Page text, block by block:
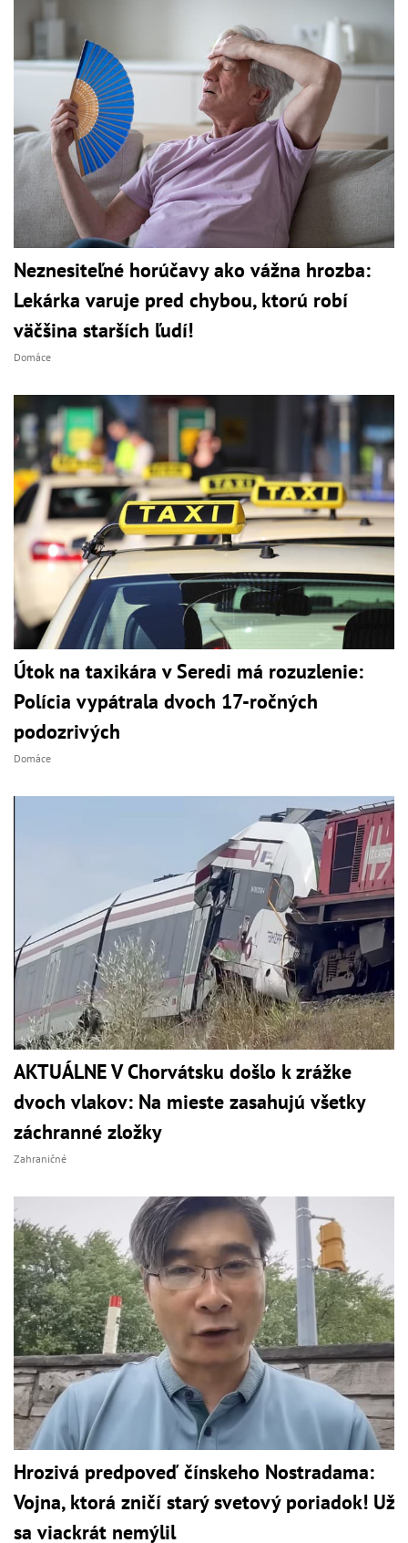
Neznesiteľné horúčavy ako vážna hrozba:
Lekárka varuje pred chybou, ktorú robí
väčšina starších ľudí!
Domáce
Útok na taxikára v Seredi má rozuzlenie:
Polícia vypátrala dvoch 17-ročných
podozrivých
Domáce
AKTUÁLNE V Chorvátsku došlo k zrážke
dvoch vlakov: Na mieste zasahujú všetky
záchranné zložky
Zahraničné
Hrozivá predpoveď čínskeho Nostradama:
Vojna, ktorá zničí starý svetový poriadok! Už
sa viackrát nemýlil